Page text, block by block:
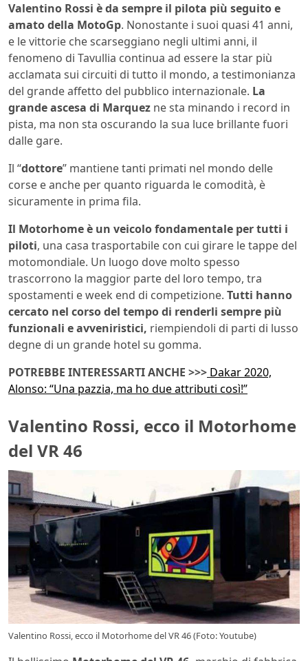
Valentino Rossi è da sempre il pilota più seguito e
amato della MotoGp. Nonostante i suoi quasi 41 anni,
e le vittorie che scarseggiano negli ultimi anni, il
fenomeno di Tavullia continua ad essere la star più
acclamata sui circuiti di tutto il mondo, a testimonianza
del grande affetto del pubblico internazionale. La
grande ascesa di Marquez ne sta minando i record in
pista, ma non sta oscurando la sua luce brillante fuori
dalle gare.
Il “dottore” mantiene tanti primati nel mondo delle
corse e anche per quanto riguarda le comodità, è
sicuramente in prima fila.
Il Motorhome è un veicolo fondamentale per tutti i
piloti, una casa trasportabile con cui girare le tappe del
motomondiale. Un luogo dove molto spesso
trascorrono la maggior parte del loro tempo, tra
spostamenti e week end di competizione. Tutti hanno
cercato nel corso del tempo di renderli sempre più
funzionali e avveniristici, riempiendoli di parti di lusso
degne di un grande hotel su gomma.
POTREBBE INTERESSARTI ANCHE >>> Dakar 2020,
Alonso: “Una pazzia, ma ho due attributi così!”
Valentino Rossi, ecco il Motorhome
del VR 46
Valentino Rossi, ecco il Motorhome del VR 46 (Foto: Youtube)